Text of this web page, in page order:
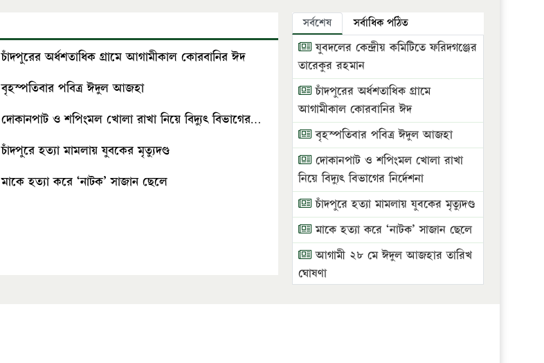
চাঁদপুরের অর্ধশতাধিক গ্রামে আগামীকাল কোরবানির ঈদ
বৃহস্পতিবার পবিত্র ঈদুল আজহা
দোকানপাট ও শপিংমল খোলা রাখা নিয়ে বিদ্যুৎ বিভাগের…
চাঁদপুরে হত্যা মামলায় যুবকের মৃত্যুদণ্ড
মাকে হত্যা করে ‘নাটক’ সাজান ছেলে
সর্বশেষ সর্বাধিক পঠিত
যুবদলের কেন্দ্রীয় কমিটিতে ফরিদগঞ্জের
তারেকুর রহমান
চাঁদপুরের অর্ধশতাধিক গ্রামে
আগামীকাল কোরবানির ঈদ
বৃহস্পতিবার পবিত্র ঈদুল আজহা
দোকানপাট ও শপিংমল খোলা রাখা
নিয়ে বিদ্যুৎ বিভাগের নির্দেশনা
চাঁদপুরে হত্যা মামলায় যুবকের মৃত্যুদণ্ড
মাকে হত্যা করে ‘নাটক’ সাজান ছেলে
আগামী ২৮ মে ঈদুল আজহার তারিখ
ঘোষণা